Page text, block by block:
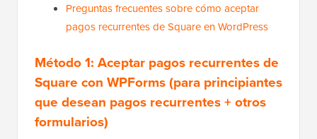
Preguntas frecuentes sobre cómo aceptar
pagos recurrentes de Square en WordPress
Método 1: Aceptar pagos recurrentes de
Square con WPForms (para principiantes
que desean pagos recurrentes + otros
formularios)